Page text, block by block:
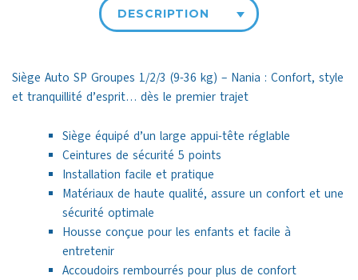
DESCRIPTION
Siège Auto SP Groupes 1/2/3 (9-36 kg) – Nania : Confort, style
et tranquillité d’esprit… dès le premier trajet
Siège équipé d’un large appui-tête réglable
Ceintures de sécurité 5 points
Installation facile et pratique
Matériaux de haute qualité, assure un confort et une
sécurité optimale
Housse conçue pour les enfants et facile à
entretenir
Accoudoirs rembourrés pour plus de confort